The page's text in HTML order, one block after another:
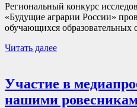
Региональный конкурс
«Будущие аграрии России»
обучающихся образовательных
Читать далее
Участие в
нашими